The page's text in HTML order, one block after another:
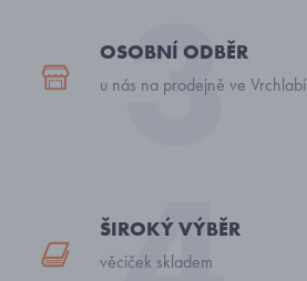
OSOBNÍ ODBĚR
u nás na prodejně ve Vrchlabí
ŠIROKÝ VÝBĚR
věciček skladem